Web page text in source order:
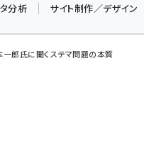
分析 サイト制作／デザイン
一郎氏に聞くステマ問題の本質
▼